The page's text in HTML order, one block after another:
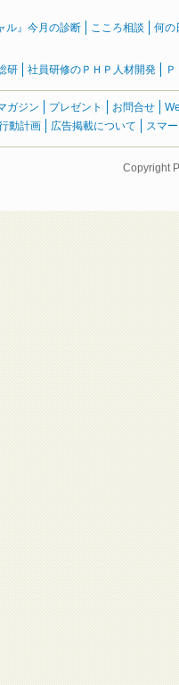
ル』今月の診断 こころ相談 何の
研 社員研修のＰＨＰ人材開発
ガジン プレゼント お問合せ
動計画 広告掲載について スマ
Copyright